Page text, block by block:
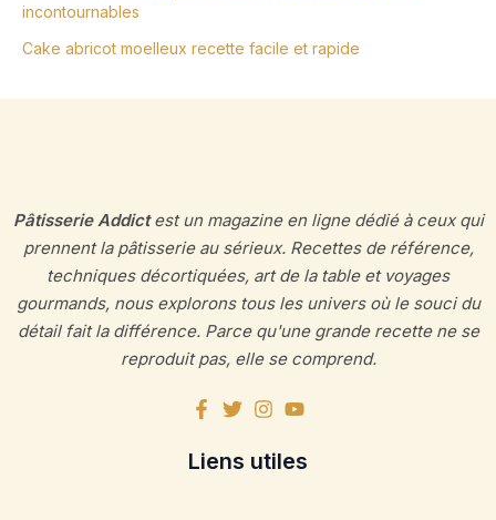
incontournables
Cake abricot moelleux recette facile et rapide
Pâtisserie Addictest un magazine en ligne dédié à ceux qui
prennent la pâtisserie au sérieux. Recettes de référence,
techniques décortiquées, art de la table et voyages
gourmands, nous explorons tous les univers où le souci du
détail fait la différence. Parce qu'une grande recette ne se
reproduit pas, elle se comprend.
Liens utiles